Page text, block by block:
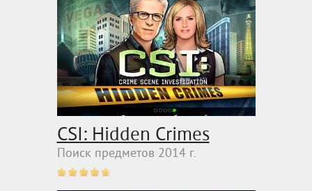
CSI: Hidden Crimes
Поиск предметов 2014 г.